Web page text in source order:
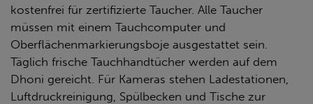
kostenfrei für zertifizierte Taucher. Alle Taucher
müssen mit einem Tauchcomputer und
Oberflächenmarkierungsboje ausgestattet sein.
Täglich frische Tauchhandtücher werden auf dem
Dhoni gereicht. Für Kameras stehen Ladestationen,
Luftdruckreinigung, Spülbecken und Tische zur